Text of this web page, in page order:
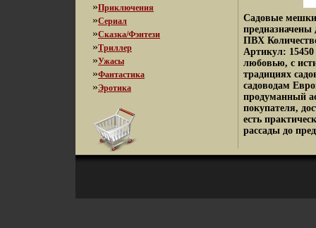
»Приключения
»Сериал
»Сказка/Фэнтези
»Триллер
»Ужасы
»Фантастика
»Эротика
Садовые
предназначены
ПВХ
Артикул: 15450
любовью, с
традициях
садоводам
продуманный
покупателя,
есть
рассады до